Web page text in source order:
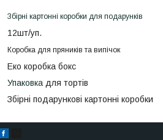
Збірні картонні коробки для подарунків
12шт/уп.
Коробка для пряників та випічок
Еко коробка бокс
Упаковка для тортів
Збірні подарункові картонні коробки